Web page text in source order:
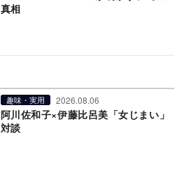
真相
趣味・実用 2026.08.06
阿川佐和子×伊藤比呂美「女じまい」
対談